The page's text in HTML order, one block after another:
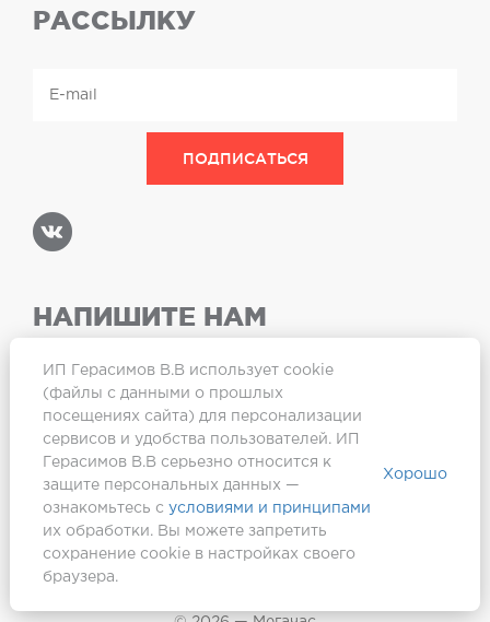
РАССЫЛКУ
НАПИШИТЕ НАМ
ИП Герасимов В.В использует cookie
(файлы с данными о прошлых
посещениях сайта) для персонализации
сервисов и удобства пользователей. ИП
Герасимов В.В серьезно относится к
защите персональных данных —
ознакомьтесь с условиями и принципами
их обработки. Вы можете запретить
сохранение cookie в настройках своего
браузера.
Хорошо